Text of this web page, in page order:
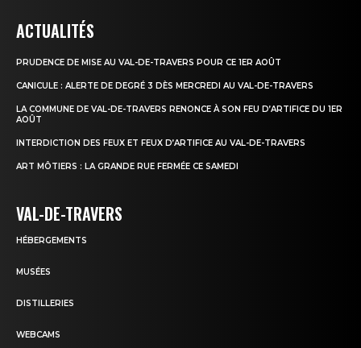
ACTUALITÉS
PRUDENCE DE MISE AU VAL-DE-TRAVERS POUR CE 1ER AOÛT
CANICULE : ALERTE DE DEGRÉ 3 DÈS MERCREDI AU VAL-DE-TRAVERS
LA COMMUNE DE VAL-DE-TRAVERS RENONCE À SON FEU D’ARTIFICE DU 1ER
AOÛT
INTERDICTION DES FEUX ET FEUX D’ARTIFICE AU VAL-DE-TRAVERS
ART MÔTIERS : LA GRANDE RUE FERMÉE CE SAMEDI
VAL-DE-TRAVERS
HÉBERGEMENTS
MUSÉES
DISTILLERIES
WEBCAMS